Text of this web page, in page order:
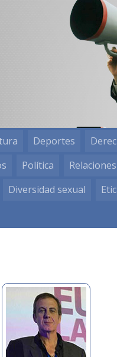
Deportes
Política
Diversidad sexual